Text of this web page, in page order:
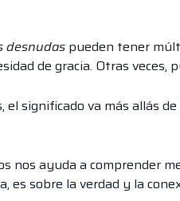
desnudas pueden tener
de gracia. Otras veces,
el significado va más allás
nos ayuda a comprender
es sobre la verdad y la